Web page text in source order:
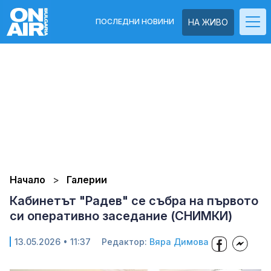
НА ЖИВО
ПОСЛЕДНИ НОВИНИ
Начало Галерии
Кабинетът "Радев" се събра на първото
си оперативно заседание (СНИМКИ)
13.05.2026 • 11:37 Редактор: Вяра Димова